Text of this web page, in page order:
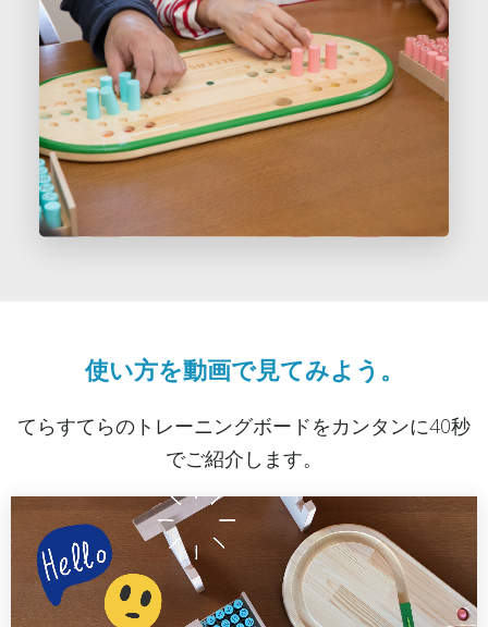
使い方を動画で見てみよう。
てらすてらのトレーニングボードをカンタンに40秒
でご紹介します。